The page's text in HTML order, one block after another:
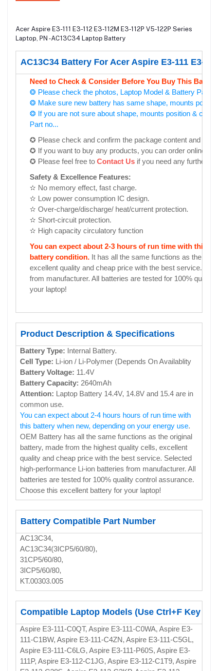
Acer Aspire E3-111 E3-112 E3-112M E3-112P V5-122P Series
Laptop, PN -AC13C34 Laptop Battery
AC13C34 Battery For Acer Aspire E3-111 E3-
Need to Check & Consider Before You Buy This
❂ Please check the photos, Laptop Model & Battery Part
❂ Make sure new battery has same shape, mounts
❂ If you are not sure about shape, mounts position &
Part no...
✪ Please check and confirm the package content and the
✪ If you want to buy any products, you can order online
✪ Please feel free to Contact Us if you need any further
Safety & Excellence Features:
✫ No memory effect, fast charge.
✫ Low power consumption IC design.
✫ Over-charge/discharge/ heat/current protection.
✫ Short-circuit protection.
✫ High capacity circulatory function
You can expect about 2-3 hours of run time with this
battery condition. It has all the same functions as the
excellent quality and cheap price with the best service.
from manufacturer. All batteries are tested for 100%
your laptop!
Product Description & Specifications
Battery Type: Internal Battery.
Cell Type: Li-ion / Li-Polymer (Depends On Availablity
Battery Voltage: 11.4V
Battery Capacity: 2640mAh
Attention: Laptop Battery 14.4V, 14.8V and 15.4 are in
common use.
You can expect about 2-4 hours hours of run time with
this battery when new, depending on your energy use.
OEM Battery has all the same functions as the original
battery, made from the highest quality cells, excellent
quality and cheap price with the best service. Selected
high-performance Li-ion batteries from manufacturer. All
batteries are tested for 100% quality control assurance.
Choose this excellent battery for your laptop!
Battery Compatible Part Number
AC13C34,
AC13C34(3ICP5/60/80),
31CP5/60/80,
3ICP5/60/80,
KT.00303.005
Compatible Laptop Models (Use Ctrl+F Key To
Aspire E3-111-C0QT, Aspire E3-111-C0WA, Aspire E3-
111-C1BW, Aspire E3-111-C4ZN, Aspire E3-111-C5GL,
Aspire E3-111-C6LG, Aspire E3-111-P60S, Aspire E3-
111P, Aspire E3-112-C1JG, Aspire E3-112-C1T9, Aspire